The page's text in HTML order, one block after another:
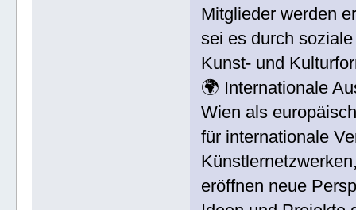
Mitglieder werden
sei es durch
Kunst- und
🌍 Internationale
Wien als
für internationale
eröffnen neue